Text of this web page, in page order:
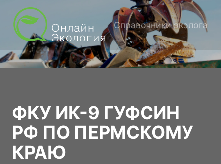
Справочники эколога
ФКУ ИК-9 ГУФСИН
РФ ПО ПЕРМСКОМУ
КРАЮ